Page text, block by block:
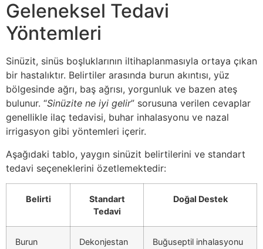
Geleneksel Tedavi
Yöntemleri
Sinüzit, sinüs boşluklarının iltihaplanmasıyla ortaya çıkan
bir hastalıktır. Belirtiler arasında burun akıntısı, yüz
bölgesinde ağrı, baş ağrısı, yorgunluk ve bazen ateş
bulunur. “Sinüzite ne iyi gelir” sorusuna verilen cevaplar
genellikle ilaç tedavisi, buhar inhalasyonu ve nazal
irrigasyon gibi yöntemleri içerir.
Aşağıdaki tablo, yaygın sinüzit belirtilerini ve standart
tedavi seçeneklerini özetlemektedir:
Belirti
Standart
Tedavi
Doğal Destek
Burun
Dekonjestan
Buğuseptil inhalasyonu